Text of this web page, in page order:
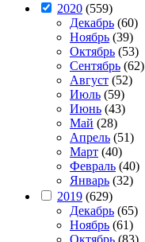
2020 (559)
Декабрь (60)
Ноябрь (39)
Октябрь (53)
Сентябрь (62)
Август (52)
Июль (59)
Июнь (43)
Май (28)
Апрель (51)
Март (40)
Февраль (40)
Январь (32)
2019 (629)
Декабрь (65)
Ноябрь (61)